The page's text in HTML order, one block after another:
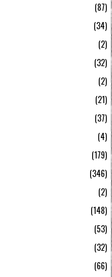
87
34
2
32
2
21
37
4
179
346
2
148
53
32
66